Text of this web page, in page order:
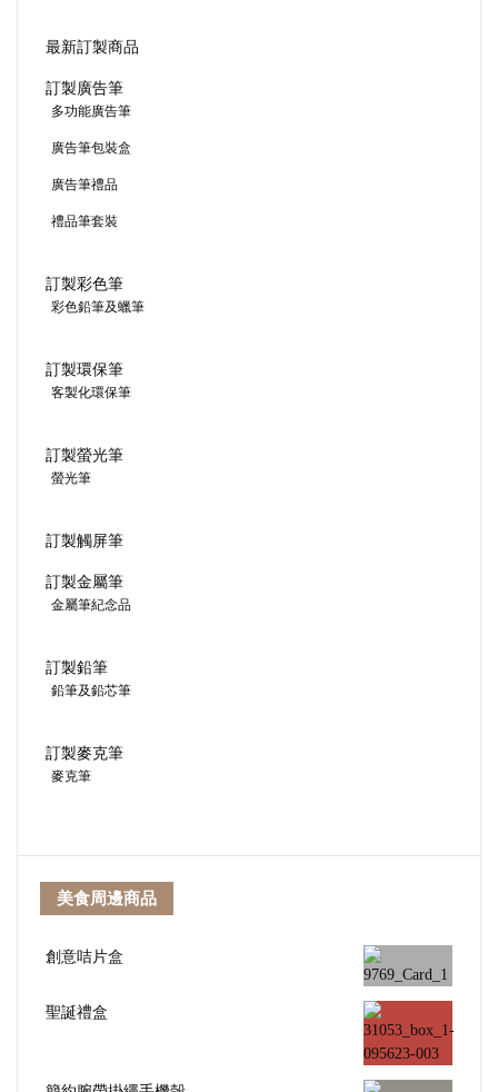
最新訂製商品
訂製廣告筆
多功能廣告筆
廣告筆包裝盒
廣告筆禮品
禮品筆套裝
訂製彩色筆
彩色鉛筆及蠟筆
訂製環保筆
客製化環保筆
訂製螢光筆
螢光筆
訂製觸屏筆
訂製金屬筆
金屬筆紀念品
訂製鉛筆
鉛筆及鉛芯筆
訂製麥克筆
麥克筆
美食周邊商品
創意咭片盒
聖誕禮盒